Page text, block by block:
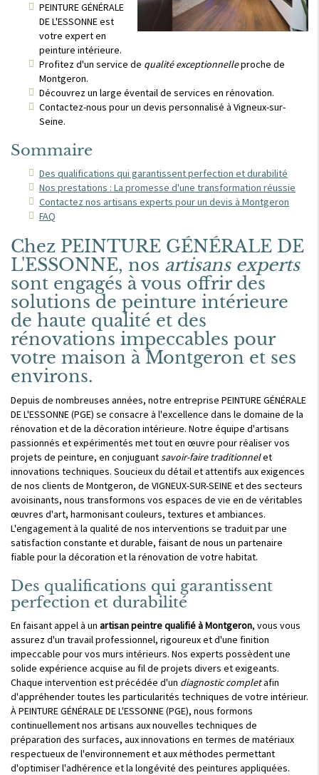
PEINTURE GÉNÉRALE
DE L'ESSONNE est
votre expert en
peinture intérieure.
Profitez d'un service de qualité exceptionnelleproche de
Montgeron.
Découvrez un large éventail de services en rénovation.
Contactez-nous pour un devis personnalisé à Vigneux-sur-
Seine.
Sommaire
Des qualifications qui garantissent perfection et durabilité
Nos prestations : La promesse d'une transformation réussie
Contactez nos artisans experts pour un devis à Montgeron
FAQ
Chez PEINTURE GÉNÉRALE DE
L'ESSONNE, nos artisans experts
sont engagés à vous offrir des
solutions de peinture intérieure
de haute qualité et des
rénovations impeccables pour
votre maison à Montgeron et ses
environs.
Depuis de nombreuses années, notre entreprise PEINTURE GÉNÉRALE
DE L'ESSONNE (PGE) se consacre à l'excellence dans le domaine de la
rénovation et de la décoration intérieure. Notre équipe d'artisans
passionnés et expérimentés met tout en œuvre pour réaliser vos
projets de peinture, en conjuguantsavoir-faire traditionnelet
innovations techniques. Soucieux du détail et attentifs aux exigences
de nos clients de Montgeron, de VIGNEUX-SUR-SEINE et des secteurs
avoisinants, nous transformons vos espaces de vie en de véritables
œuvres d'art, harmonisant couleurs, textures et ambiances.
L'engagement à la qualité de nos interventions se traduit par une
satisfaction constante et durable, faisant de nous un partenaire
fiable pour la décoration et la rénovation de votre habitat.
Des qualifications qui garantissent
perfection et durabilité
En faisant appel à un artisan peintre qualifié à Montgeron, vous vous
assurez d'un travail professionnel, rigoureux et d'une finition
impeccable pour vos murs intérieurs. Nos experts possèdent une
solide expérience acquise au fil de projets divers et exigeants.
Chaque intervention est précédée d'un diagnostic completafin
d'appréhender toutes les particularités techniques de votre intérieur.
À PEINTURE GÉNÉRALE DE L'ESSONNE (PGE), nous formons
continuellement nos artisans aux nouvelles techniques de
préparation des surfaces, aux innovations en termes de matériaux
respectueux de l'environnement et aux méthodes permettant
d'optimiser l'adhérence et la longévité des peintures appliquées.